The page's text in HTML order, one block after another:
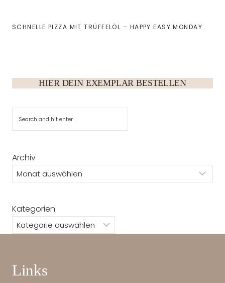
SCHNELLE PIZZA MIT TRÜFFELÖL – HAPPY EASY MONDAY
HIER DEIN EXEMPLAR BESTELLEN
Archiv
Kategorien
Links